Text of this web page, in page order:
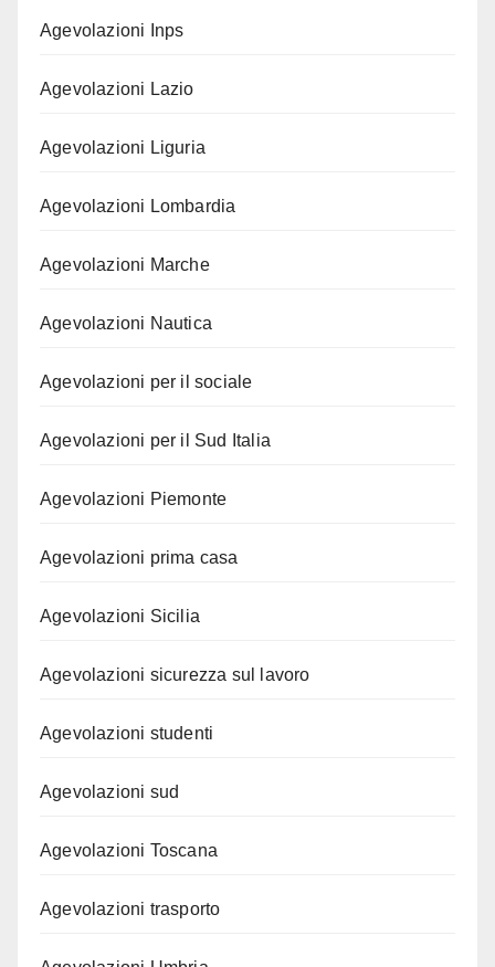
Agevolazioni Inps
Agevolazioni Lazio
Agevolazioni Liguria
Agevolazioni Lombardia
Agevolazioni Marche
Agevolazioni Nautica
Agevolazioni per il sociale
Agevolazioni per il Sud Italia
Agevolazioni Piemonte
Agevolazioni prima casa
Agevolazioni Sicilia
Agevolazioni sicurezza sul lavoro
Agevolazioni studenti
Agevolazioni sud
Agevolazioni Toscana
Agevolazioni trasporto